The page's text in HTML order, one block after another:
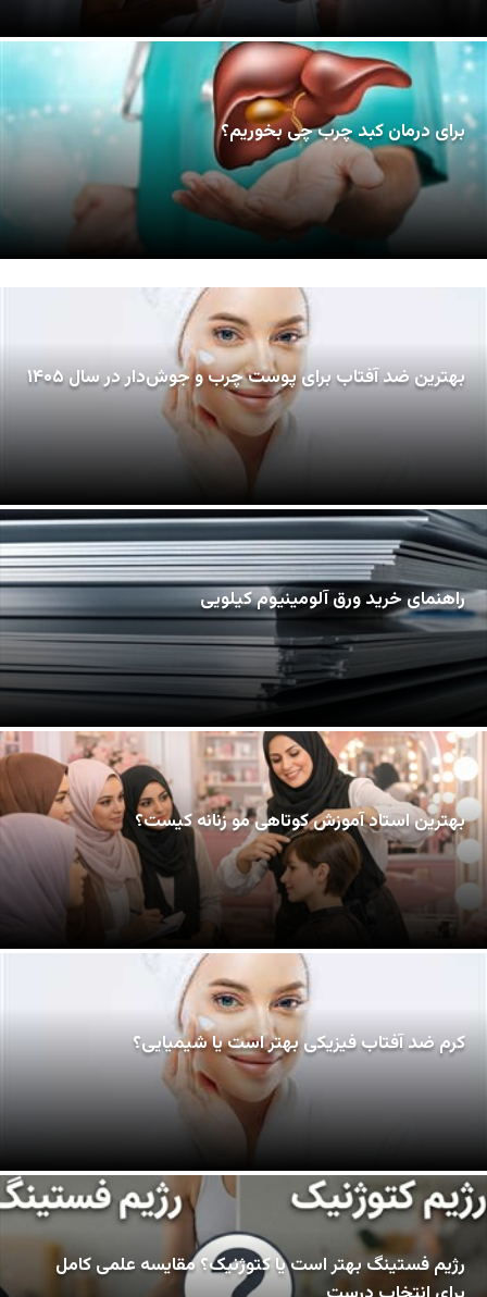
برای درمان کبد چرب چی بخوریم؟
بهترین ضد آفتاب برای پوست چرب و جوش‌دار در سال ۱۴۰۵
راهنمای خرید ورق آلومینیوم کیلویی
بهترین استاد آموزش کوتاهی مو زنانه کیست؟
کرم ضد آفتاب فیزیکی بهتر است یا شیمیایی؟
رژیم فستینگ بهتر است یا کتوژنیک؟ مقایسه علمی کامل